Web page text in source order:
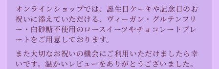
オンラインショップでは、誕生日ケーキや記念日のお
祝いに添えていただける、ヴィーガン・グルテンフリ
ー・白砂糖不使用のロースイーツやチョコレートプレ
ートをご用意しております。
また大切なお祝いの機会にご利用いただけましたら幸
いです。温かいレビューをありがとうございました。